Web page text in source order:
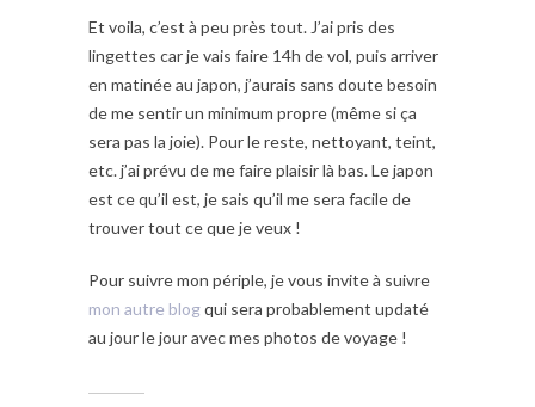
Et voila, c’est à peu près tout. J’ai pris des
lingettes car je vais faire 14h de vol, puis arriver
en matinée au japon, j’aurais sans doute besoin
de me sentir un minimum propre (même si ça
sera pas la joie). Pour le reste, nettoyant, teint,
etc. j’ai prévu de me faire plaisir là bas. Le japon
est ce qu’il est, je sais qu’il me sera facile de
trouver tout ce que je veux !
Pour suivre mon périple, je vous invite à suivre
mon autre blogqui sera probablement updaté
au jour le jour avec mes photos de voyage !